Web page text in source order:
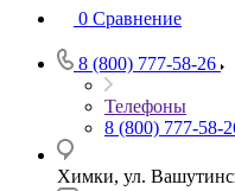
0 Сравнение
8 (800) 777-58-26
Телефоны
8 (800) 777-58-
Химки, ул.